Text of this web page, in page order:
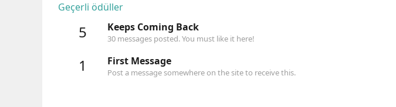
Geçerli ödüller
5 Keeps Coming Back
30 messages posted. You must like it here!
1 First Message
Post a message somewhere on the site to receive this.